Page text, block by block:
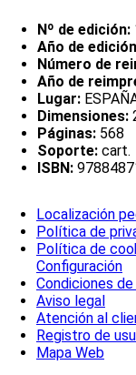
Nº de edición:
Año de
Número de
Año de
Lugar:
Dimensiones:
Páginas: 568
Soporte: cart.
ISBN:
Localización
Política de
Política de
Configuración
Condiciones
Aviso legal
Atención al
Registro de
Mapa Web